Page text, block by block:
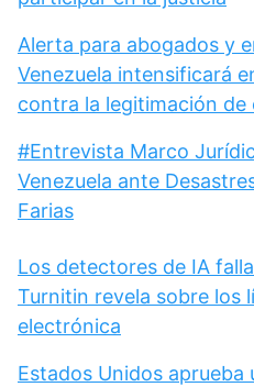
Alerta para abogados y
Venezuela intensificará
contra la legitimación de
#Entrevista Marco
Venezuela ante
Farias
Los detectores de IA
Turnitin revela sobre los
electrónica
Estados Unidos